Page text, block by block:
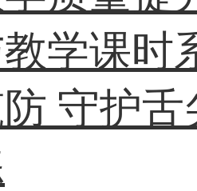
学课时
防 守护